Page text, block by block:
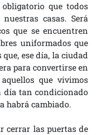
que todos
casas. Será
que se encuentren
uniformados que
ese día, la ciudad
para convertirse en
que vivimos
día tan condicionado
habrá cambiado.
cerrar las puertas de